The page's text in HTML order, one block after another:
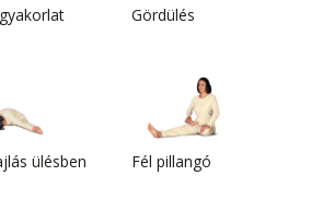
Gördülés
ülésben Fél pillangó